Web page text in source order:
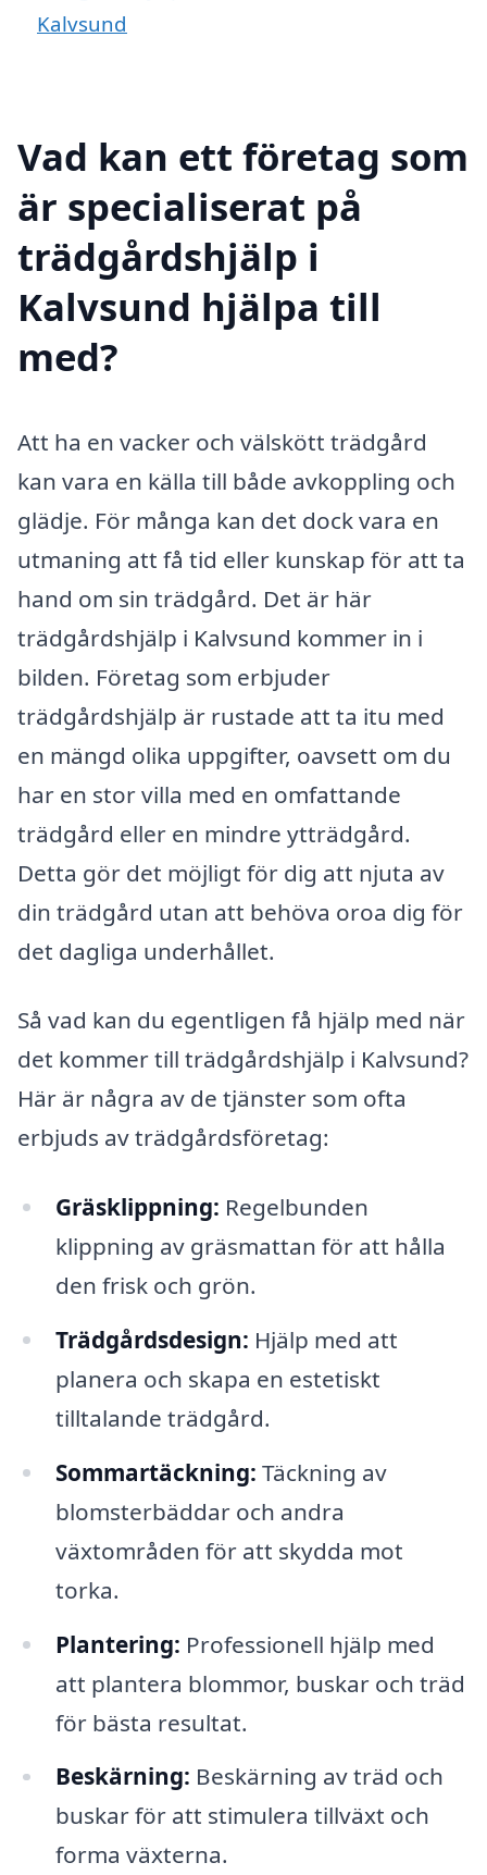
Kalvsund
Vad kan ett företag som
är specialiserat på
trädgårdshjälp i
Kalvsund hjälpa till
med?
Att ha en vacker och välskött trädgård
kan vara en källa till både avkoppling och
glädje. För många kan det dock vara en
utmaning att få tid eller kunskap för att ta
hand om sin trädgård. Det är här
trädgårdshjälp i Kalvsund kommer in i
bilden. Företag som erbjuder
trädgårdshjälp är rustade att ta itu med
en mängd olika uppgifter, oavsett om du
har en stor villa med en omfattande
trädgård eller en mindre ytträdgård.
Detta gör det möjligt för dig att njuta av
din trädgård utan att behöva oroa dig för
det dagliga underhållet.
Så vad kan du egentligen få hjälp med när
det kommer till trädgårdshjälp i Kalvsund?
Här är några av de tjänster som ofta
erbjuds av trädgårdsföretag:
Gräsklippning: Regelbunden
klippning av gräsmattan för att hålla
den frisk och grön.
Trädgårdsdesign: Hjälp med att
planera och skapa en estetiskt
tilltalande trädgård.
Sommartäckning: Täckning av
blomsterbäddar och andra
växtområden för att skydda mot
torka.
Plantering: Professionell hjälp med
att plantera blommor, buskar och träd
för bästa resultat.
Beskärning: Beskärning av träd och
buskar för att stimulera tillväxt och
forma växterna.